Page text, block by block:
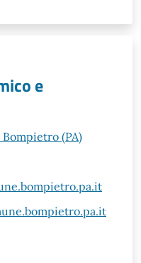
e
Bompietro (PA)